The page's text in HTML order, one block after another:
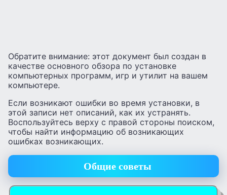
Обратите внимание: этот документ был создан в
качестве основного обзора по установке
компьютерных программ, игр и утилит на вашем
компьютере.
Если возникают ошибки во время установки, в
этой записи нет описаний, как их устранять.
Воспользуйтесь верху с правой стороны поиском,
чтобы найти информацию об возникающих
ошибках возникающих.
Общие советы